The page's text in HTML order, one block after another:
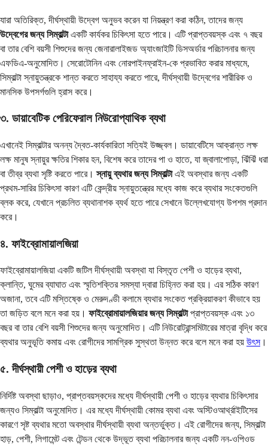
যারা অতিরিক্ত, দীর্ঘস্থায়ী উদ্বেগ অনুভব করেন যা নিয়ন্ত্রণ করা কঠিন, তাদের জন্য
উদ্বেগের জন্য সিম্বাল্টাএকটি কার্যকর চিকিৎসা হতে পারে। এটি প্রাপ্তবয়স্ক এবং ৭ বছর
বা তার বেশি বয়সী শিশুদের জন্য জেনারালাইজড অ্যাংজাইটি ডিসঅর্ডার পরিচালনার জন্য
এফডিএ-অনুমোদিত। সেরোটোনিন এবং নোরপাইনফ্রাইন-কে প্রভাবিত করার মাধ্যমে,
সিম্বাল্টা স্নায়ুতন্ত্রকে শান্ত করতে সাহায্য করতে পারে, দীর্ঘস্থায়ী উদ্বেগের শারীরিক ও
মানসিক উপসর্গগুলি হ্রাস করে।
৩. ডায়াবেটিক পেরিফেরাল নিউরোপ্যাথিক ব্যথা
এখানেই সিম্বাল্টার অনন্য দ্বৈত-কার্যকারিতা সত্যিই উজ্জ্বল। ডায়াবেটিসে আক্রান্ত লক্ষ
লক্ষ মানুষ স্নায়ুর ক্ষতির শিকার হন, বিশেষ করে তাদের পা ও হাতে, যা জ্বালাপোড়া, ঝিঁঝিঁ ধরা
বা তীব্র ব্যথা সৃষ্টি করতে পারে।স্নায়ু ব্যথার জন্য সিম্বাল্টাএই অবস্থার জন্য একটি
প্রথম-সারির চিকিৎসা কারণ এটি কেন্দ্রীয় স্নায়ুতন্ত্রের মধ্যে কাজ করে ব্যথার সংকেতগুলি
ব্লক করে, যেখানে প্রচলিত ব্যথানাশক ব্যর্থ হতে পারে সেখানে উল্লেখযোগ্য উপশম প্রদান
করে।
৪. ফাইব্রোমায়ালজিয়া
ফাইব্রোমায়ালজিয়া একটি জটিল দীর্ঘস্থায়ী অবস্থা যা বিস্তৃত পেশী ও হাড়ের ব্যথা,
ক্লান্তি, ঘুমের ব্যাঘাত এবং স্মৃতিশক্তির সমস্যা দ্বারা চিহ্নিত করা হয়। এর সঠিক কারণ
অজানা, তবে এটি মস্তিষ্কে ও মেরুদণ্ডী কলামে ব্যথার সংকেত প্রক্রিয়াকরণ কীভাবে হয়
তা জড়িত বলে মনে করা হয়। ফাইব্রোমায়ালজিয়ার জন্য সিম্বাল্টাপ্রাপ্তবয়স্ক এবং ১৩
বছর বা তার বেশি বয়সী শিশুদের জন্য অনুমোদিত। এটি নিউরোট্রান্সমিটারের মাত্রা বৃদ্ধি করে
ব্যথার অনুভূতি কমায় এবং রোগীদের সামগ্রিক সুস্থতা উন্নত করে বলে মনে করা হয় উৎস।
৫. দীর্ঘস্থায়ী পেশী ও হাড়ের ব্যথা
নির্দিষ্ট অবস্থা ছাড়াও, প্রাপ্তবয়স্কদের মধ্যে দীর্ঘস্থায়ী পেশী ও হাড়ের ব্যথার চিকিৎসার
জন্যও সিম্বাল্টা অনুমোদিত। এর মধ্যে দীর্ঘস্থায়ী কোমর ব্যথা এবং অস্টিওআর্থ্রাইটিসের
কারণে সৃষ্ট ব্যথার মতো অবস্থার দীর্ঘস্থায়ী ব্যথা অন্তর্ভুক্ত। এই রোগীদের জন্য, সিম্বাল্টা
হাড়, পেশী, লিগামেন্ট এবং টেন্ডন থেকে উদ্ভূত ব্যথা পরিচালনার জন্য একটি নন-ওপিওড